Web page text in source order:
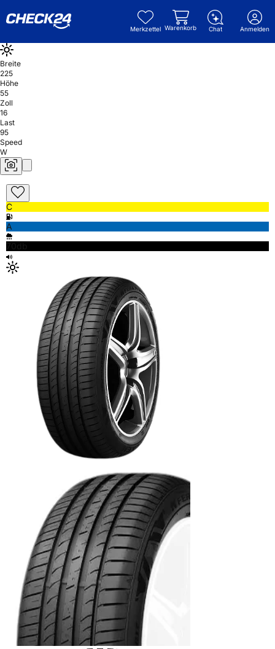
Merkzettel Warenkorb Chat Anmelden
Breite
225
Höhe
55
Zoll
16
Last
95
Speed
W
C
A
70db